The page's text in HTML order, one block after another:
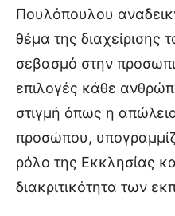
Πουλόπουλου
θέμα της διαχείρισης
σεβασμό στην
επιλογές κάθε
στιγμή όπως η
προσώπου,
ρόλο της Εκκλησίας
διακριτικότητα των